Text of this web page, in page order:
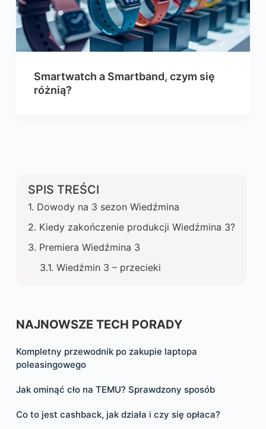
Smartwatch a Smartband, czym się
różnią?
SPIS TREŚCI
Dowody na 3 sezon Wiedźmina
Kiedy zakończenie produkcji Wiedźmina 3?
Premiera Wiedźmina 3
Wiedźmin 3 – przecieki
NAJNOWSZE TECH PORADY
Kompletny przewodnik po zakupie laptopa
poleasingowego
Jak ominąć cło na TEMU? Sprawdzony sposób
Co to jest cashback, jak działa i czy się opłaca?